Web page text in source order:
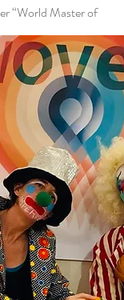
“World Master of